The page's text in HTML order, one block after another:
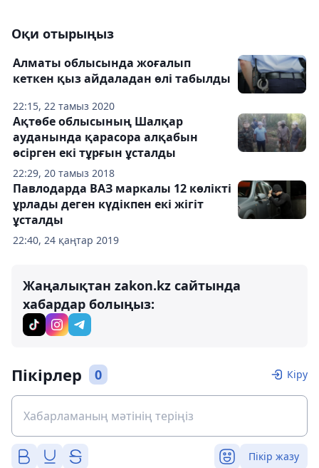
Оқи отырыңыз
22:15, 22 тамыз 2020
Алматы облысында жоғалып
кеткен қыз айдаладан өлі табылды
22:29, 20 тамыз 2018
Ақтөбе облысының Шалқар
ауданында қарасора алқабын
өсірген екі тұрғын ұсталды
22:40, 24 қаңтар 2019
Павлодарда ВАЗ маркалы 12 көлікті
ұрлады деген күдікпен екі жігіт
ұсталды
Жаңалықтан zakon.kz сайтында
хабардар болыңыз:
Пікірлер 0 Кіру
Пікір жазу